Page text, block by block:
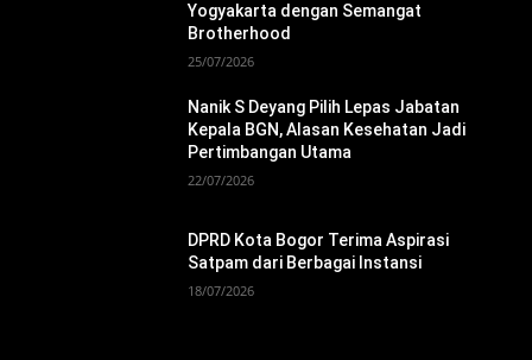
Yogyakarta dengan Semangat
Brotherhood
25/07/2026
Nanik S Deyang Pilih Lepas Jabatan
Kepala BGN, Alasan Kesehatan Jadi
Pertimbangan Utama
22/07/2026
DPRD Kota Bogor Terima Aspirasi
Satpam dari Berbagai Instansi
18/07/2026